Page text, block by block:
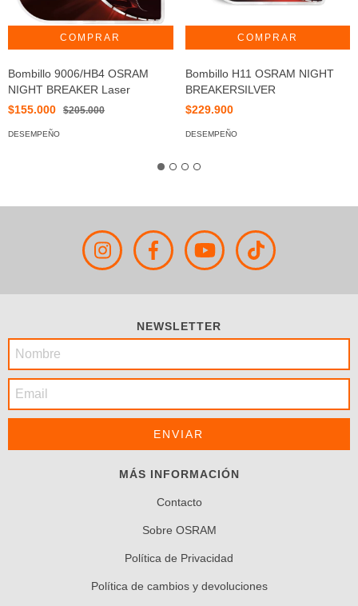
Bombillo 9006/HB4 OSRAM
NIGHT BREAKER Laser
$155.000
$205.000
DESEMPEÑO
Bombillo H11 OSRAM NIGHT
BREAKERSILVER
$229.900
DESEMPEÑO
NEWSLETTER
MÁS INFORMACIÓN
Contacto
Sobre OSRAM
Política de Privacidad
Política de cambios y devoluciones